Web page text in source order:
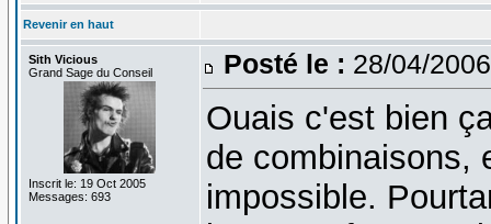
Revenir en haut
Sith Vicious
Grand Sage du Conseil
Inscrit le: 19 Oct 2005
Messages: 693
Posté le : 28/04/
Ouais c'est bien
de combinaisons,
impossible.